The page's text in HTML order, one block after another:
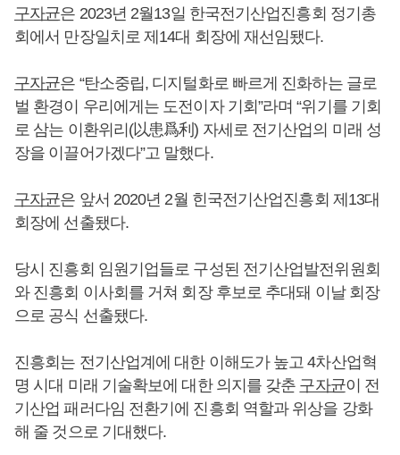
구자균은 2023년 2월13일 한국전기산업진흥회 정기총
회에서 만장일치로 제14대 회장에 재선임됐다.
구자균은 “탄소중립, 디지털화로 빠르게 진화하는 글로
벌 환경이 우리에게는 도전이자 기회”라며 “위기를 기회
로 삼는 이환위리(以患爲利) 자세로 전기산업의 미래 성
장을 이끌어가겠다”고 말했다.
구자균은 앞서 2020년 2월 힌국전기산업진흥회 제13대
회장에 선출됐다.
당시 진흥회 임원기업들로 구성된 전기산업발전위원회
와 진흥회 이사회를 거쳐 회장 후보로 추대돼 이날 회장
으로 공식 선출됐다.
진흥회는 전기산업계에 대한 이해도가 높고 4차산업혁
명 시대 미래 기술확보에 대한 의지를 갖춘 구자균이 전
기산업 패러다임 전환기에 진흥회 역할과 위상을 강화
해 줄 것으로 기대했다.